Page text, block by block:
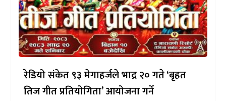
रेडियो संकेत ९३ मेगाहर्जले भाद्र २० गते ‘बृहत
तिज गीत प्रतियोगिता’ आयोजना गर्ने